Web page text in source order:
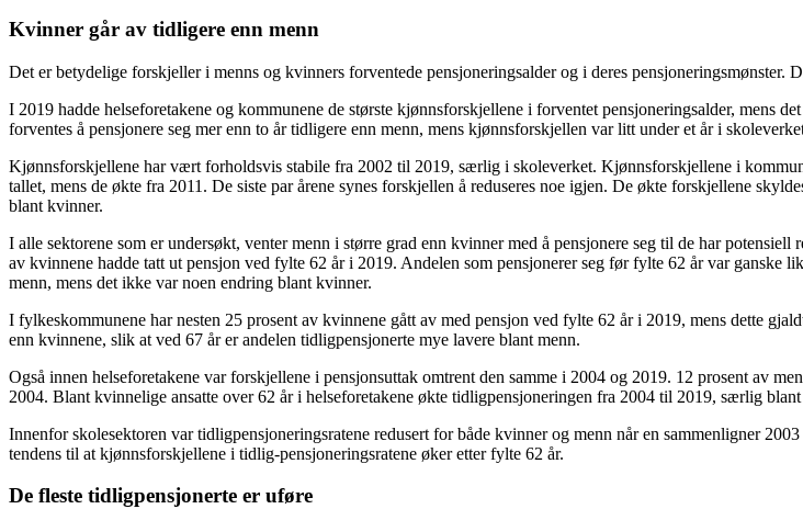
Kvinner går av tidligere enn menn
Det er betydelige forskjeller i menns og kvinners forventede pensjoneringsalder og i deres pensjoneringsmønster.
I 2019 hadde helseforetakene og kommunene de største kjønnsforskjellene i forventet pensjoneringsalder, mens
forventes å pensjonere seg mer enn to år tidligere enn menn, mens kjønnsforskjellen var litt under et år i
Kjønnsforskjellene har vært forholdsvis stabile fra 2002 til 2019, særlig i skoleverket. Kjønnsforskjellene i
tallet, mens de økte fra 2011. De siste par årene synes forskjellen å reduseres noe igjen. De økte forskjellene
blant kvinner.
I alle sektorene som er undersøkt, venter menn i større grad enn kvinner med å pensjonere seg til de har
av kvinnene hadde tatt ut pensjon ved fylte 62 år i 2019. Andelen som pensjonerer seg før fylte 62 år var
menn, mens det ikke var noen endring blant kvinner.
I fylkeskommunene har nesten 25 prosent av kvinnene gått av med pensjon ved fylte 62 år i 2019, mens dette
enn kvinnene, slik at ved 67 år er andelen tidligpensjonerte mye lavere blant menn.
Også innen helseforetakene var forskjellene i pensjonsuttak omtrent den samme i 2004 og 2019. 12 prosent av
2004. Blant kvinnelige ansatte over 62 år i helseforetakene økte tidligpensjoneringen fra 2004 til 2019, særlig blant
Innenfor skolesektoren var tidligpensjoneringsratene redusert for både kvinner og menn når en sammenligner
tendens til at kjønnsforskjellene i tidlig-pensjoneringsratene øker etter fylte 62 år.
De fleste tidligpensjonerte er uføre